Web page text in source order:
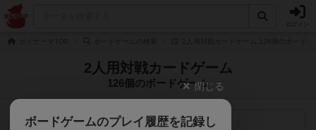
2人用対戦カードゲーム
126個のボードゲーム
検索メニュー
閉じる
ボードゲームのプレイ履歴を記録し